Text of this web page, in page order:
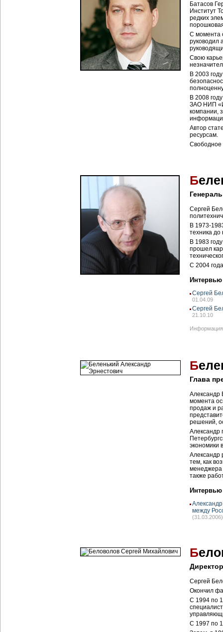
Батасов
Институт
редких
С момента
руководил
Свою
В 2003
В 2008
ЗАО НИП
компании,
Автор
ресурсам.
Cвободное
Б
Сергей
В 1973-
техника до
В 1983
прошел
С 2004
Интервью
Сергей
01.04.09
Сергей
21.10.10
Информация
Б
Глава
Александр
момента
продаж и
решений,
Александр
экономики
Александр
тем, как
менеджера
также
Интервью
между
(31.03.2006)
Б
Сергей
Окончил
С 1994 по
С 1997 по